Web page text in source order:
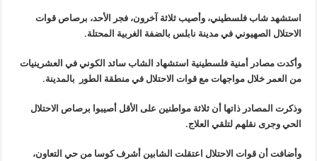
استشهد شاب فلسطيني، وأصيب ثلاثة آخرون، فجر الأحد، برصاص قوات
الاحتلال الصهيوني في مدينة نابلس بالضفة الغربية المحتلة.
وأكدت مصادر أمنية فلسطينية استشهاد الشاب سائد الكوني في العشرينيات
من العمر خلال مواجهات مع قوات الاحتلال في منطقة الطور بالمدينة.
وذكرت المصادر ذاتها أن ثلاثة مواطنين على الأقل أصيبوا برصاص الاحتلال
الحي وجرى نقلهم لتلقي العلاج.
وأضافت أن قوات الاحتلال اعتقلت الشابين أشرف كوسا من حي التعاون،